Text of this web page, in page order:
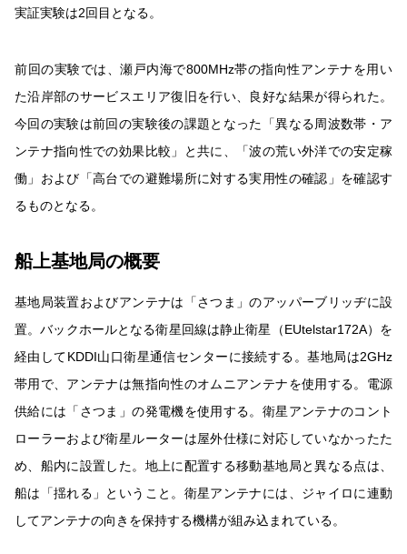
実証実験は2回目となる。
前回の実験では、瀬戸内海で800MHz帯の指向性アンテナを用い
た沿岸部のサービスエリア復旧を行い、良好な結果が得られた。
今回の実験は前回の実験後の課題となった「異なる周波数帯・ア
ンテナ指向性での効果比較」と共に、「波の荒い外洋での安定稼
働」および「高台での避難場所に対する実用性の確認」を確認す
るものとなる。
船上基地局の概要
基地局装置およびアンテナは「さつま」のアッパーブリッヂに設
置。バックホールとなる衛星回線は静止衛星（EUtelstar172A）を
経由してKDDI山口衛星通信センターに接続する。基地局は2GHz
帯用で、アンテナは無指向性のオムニアンテナを使用する。電源
供給には「さつま」の発電機を使用する。衛星アンテナのコント
ローラーおよび衛星ルーターは屋外仕様に対応していなかったた
め、船内に設置した。地上に配置する移動基地局と異なる点は、
船は「揺れる」ということ。衛星アンテナには、ジャイロに連動
してアンテナの向きを保持する機構が組み込まれている。